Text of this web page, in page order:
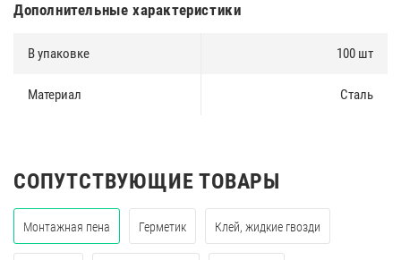
Дополнительные характеристики
В упаковке 100 шт
Материал Сталь
СОПУТСТВУЮЩИЕ ТОВАРЫ
Монтажная пена Герметик Клей, жидкие гвозди